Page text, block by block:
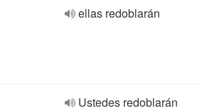
ellas redoblarán
Ustedes redoblarán